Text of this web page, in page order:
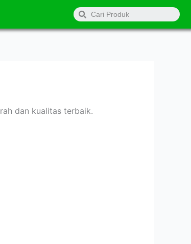
Search
dan kualitas terbaik.